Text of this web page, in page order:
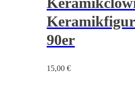
90er
15,00 €